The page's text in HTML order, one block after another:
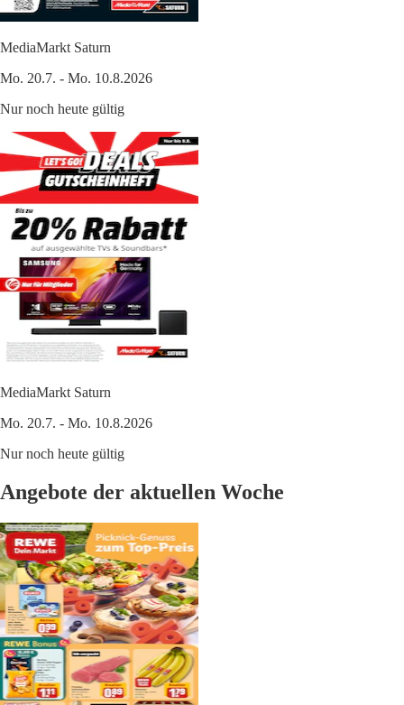
MediaMarkt Saturn
Mo. 20.7. - Mo. 10.8.2026
Nur noch heute gültig
MediaMarkt Saturn
Mo. 20.7. - Mo. 10.8.2026
Nur noch heute gültig
Angebote der aktuellen Woche